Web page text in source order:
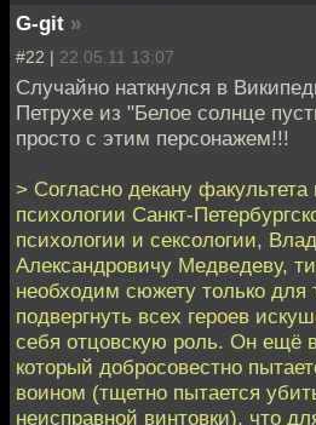
G-git »
#22 | 22.05.11 13:07
Случайно наткнулся в
Петрухе из "Белое солнце
просто с этим персонажем!!!
> Согласно декану факультета
психологии Санкт-
психологии и сексологии,
Александровичу Медведеву,
необходим сюжету только для
подвергнуть всех героев
себя отцовскую роль. Он ещё
который добросовестно
воином (тщетно пытается
неисправной винтовки), что